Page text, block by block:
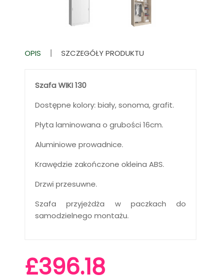
OPIS SZCZEGÓŁY PRODUKTU
Szafa WIKI 130
Dostępne kolory: biały, sonoma, grafit.
Płyta laminowana o grubości 16cm.
Aluminiowe prowadnice.
Krawędzie zakończone okleina ABS.
Drzwi przesuwne.
Szafa przyjeżdża w paczkach do
samodzielnego montażu.
£396.18